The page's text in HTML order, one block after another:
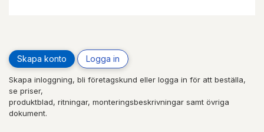
Skapa konto Logga in
Skapa inloggning, bli företagskund eller logga in för att beställa,
se priser,
produktblad, ritningar, monteringsbeskrivningar samt övriga
dokument.